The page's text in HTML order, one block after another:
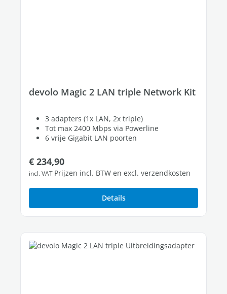
devolo Magic 2 LAN triple Network Kit
3 adapters (1x LAN, 2x triple)
Tot max 2400 Mbps via Powerline
6 vrije Gigabit LAN poorten
Normale prijs:
€ 234,90
incl. VAT Prijzen incl. BTW en excl. verzendkosten
Details